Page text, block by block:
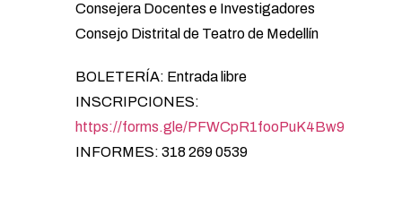
Consejera Docentes e Investigadores
Consejo Distrital de Teatro de Medellín
BOLETERÍA: Entrada libre
INSCRIPCIONES:
https://forms.gle/PFWCpR1fooPuK4Bw9
INFORMES: 318 269 0539